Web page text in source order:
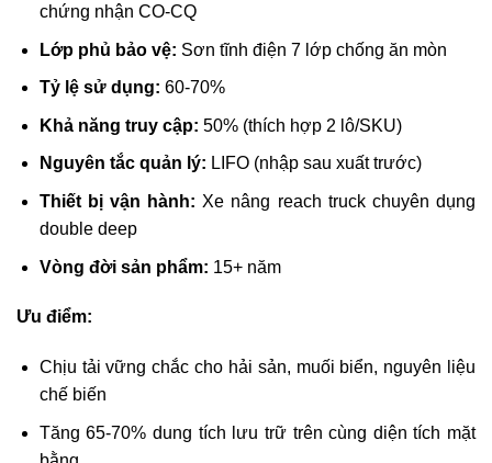
chứng nhận CO-CQ
Lớp phủ bảo vệ: Sơn tĩnh điện 7 lớp chống ăn mòn
Tỷ lệ sử dụng: 60-70%
Khả năng truy cập: 50% (thích hợp 2 lô/SKU)
Nguyên tắc quản lý: LIFO (nhập sau xuất trước)
Thiết bị vận hành: Xe nâng reach truck chuyên dụng
double deep
Vòng đời sản phẩm: 15+ năm
Ưu điểm:
Chịu tải vững chắc cho hải sản, muối biển, nguyên liệu
chế biến
Tăng 65-70% dung tích lưu trữ trên cùng diện tích mặt